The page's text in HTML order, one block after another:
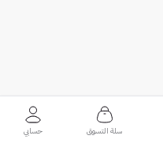
سلة التسوق حسابي